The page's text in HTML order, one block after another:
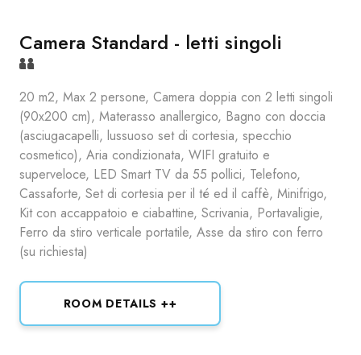
Camera Standard - letti singoli
20 m2, Max 2 persone, Camera doppia con 2 letti singoli
(90x200 cm), Materasso anallergico, Bagno con doccia
(asciugacapelli, lussuoso set di cortesia, specchio
cosmetico), Aria condizionata, WIFI gratuito e
superveloce, LED Smart TV da 55 pollici, Telefono,
Cassaforte, Set di cortesia per il té ed il caffè, Minifrigo,
Kit con accappatoio e ciabattine, Scrivania, Portavaligie,
Ferro da stiro verticale portatile, Asse da stiro con ferro
(su richiesta)
ROOM DETAILS ++